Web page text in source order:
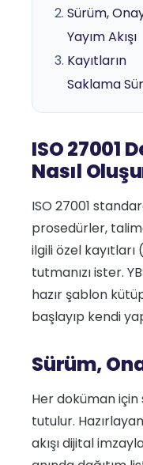
Sürüm,
Yayım Akışı
Kayıtların
Saklama
ISO 27001
Nasıl
ISO 27001
prosedürler,
ilgili özel
tutmanızı ister.
hazır şablon
başlayıp kendi
Sürüm,
Her doküman
tutulur.
akışı dijital